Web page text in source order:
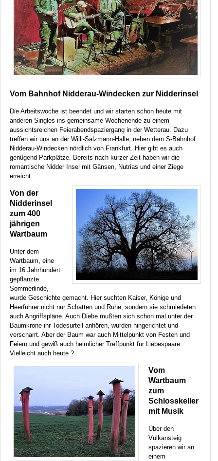
Vom Bahnhof Nidderau-Windecken zur Nidderinsel
Die Arbeitswoche ist beendet und wir starten schon heute mit
anderen Singles ins gemeinsame Wochenende zu einem
aussichtsreichen Feierabendspaziergang in der Wetterau. Dazu
treffen wir uns an der Willi-Salzmann-Halle, neben dem S-Bahnhof
Nidderau-Windecken nördlich von Frankfurt. Hier gibt es auch
genügend Parkplätze. Bereits nach kurzer Zeit haben wir die
romantische Nidder Insel mit Gänsen, Nutrias und einer Ziege
erreicht.
Von der
Nidderinsel
zum 400
jährigen
Wartbaum
Unter dem
Wartbaum, eine
im 16.Jahrhundert
gepflanzte
Sommerlinde,
wurde Geschichte gemacht. Hier suchten Kaiser, Könige und
Heerführer nicht nur Schatten und Ruhe, sondern sie schmiedeten
auch Angriffspläne. Auch Diebe mußten sich schon mal unter der
Baumkrone ihr Todesurteil anhören, wurden hingerichtet und
verscharrt. Aber der Baum war auch Mittelpunkt von Festen und
Feiern und gewiß auch heimlicher Treffpunkt für Liebespaare.
Vielleicht auch heute ?
Vom
Wartbaum
zum
Schlosskeller
mit Musik
Über den
Vulkansteig
spazieren wir an
einem